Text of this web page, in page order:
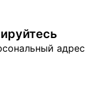
адрес